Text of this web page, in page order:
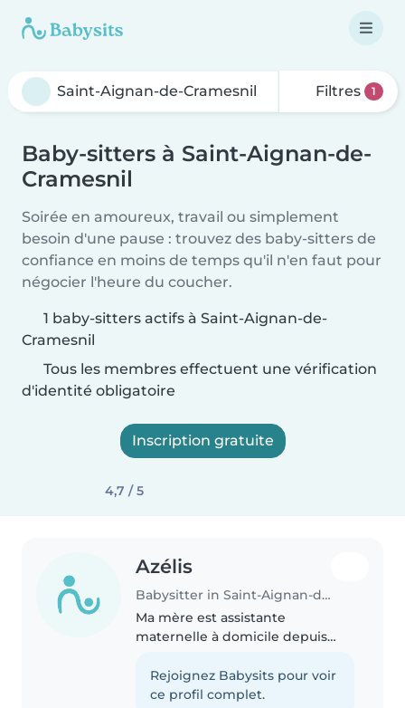
Filtres 1
Baby-sitters à Saint-Aignan-de-
Cramesnil
Soirée en amoureux, travail ou simplement
besoin d'une pause : trouvez des baby-sitters de
confiance en moins de temps qu'il n'en faut pour
négocier l'heure du coucher.
1 baby-sitters actifs à Saint-Aignan-de-
Cramesnil
Tous les membres effectuent une vérification
d'identité obligatoire
Inscription gratuite
4,7 / 5
Azélis
Babysitter in Saint-Aignan-de-Cramesnil
Ma mère est assistante
maternelle à domicile depuis
l'expérience avec les enfants,
puis j'ai déjà fait du baby-sitting
Rejoignez Babysits pour voir
ce profil complet.